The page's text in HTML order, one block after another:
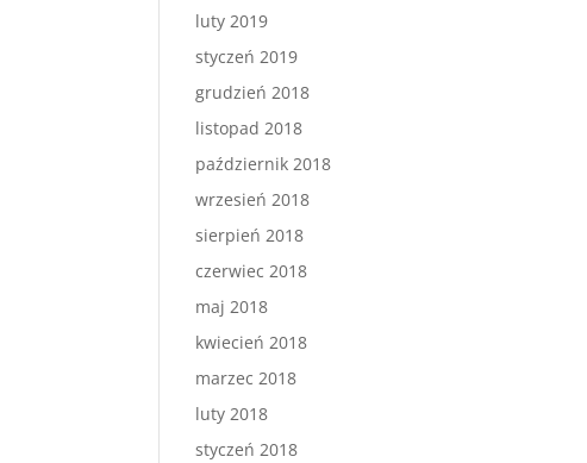
luty 2019
styczeń 2019
grudzień 2018
listopad 2018
październik 2018
wrzesień 2018
sierpień 2018
czerwiec 2018
maj 2018
kwiecień 2018
marzec 2018
luty 2018
styczeń 2018